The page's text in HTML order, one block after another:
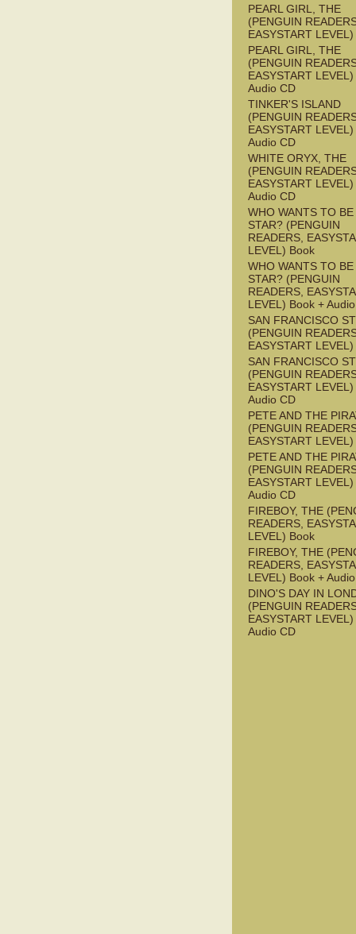
PEARL GIRL, THE
(PENGUIN
EASYSTART
PEARL GIRL, THE
(PENGUIN
EASYSTART
Audio CD
TINKER'S ISLAND
(PENGUIN
EASYSTART
Audio CD
WHITE ORYX, THE
(PENGUIN
EASYSTART
Audio CD
WHO WANTS TO BE
STAR? (PENGUIN
READERS,
LEVEL) Book
WHO WANTS TO BE
STAR? (PENGUIN
READERS,
LEVEL) Book +
SAN FRANCISCO
(PENGUIN
EASYSTART
SAN FRANCISCO
(PENGUIN
EASYSTART
Audio CD
PETE AND THE
(PENGUIN
EASYSTART
PETE AND THE
(PENGUIN
EASYSTART
Audio CD
FIREBOY, THE
READERS,
LEVEL) Book
FIREBOY, THE
READERS,
LEVEL) Book +
DINO'S DAY IN
(PENGUIN
EASYSTART
Audio CD